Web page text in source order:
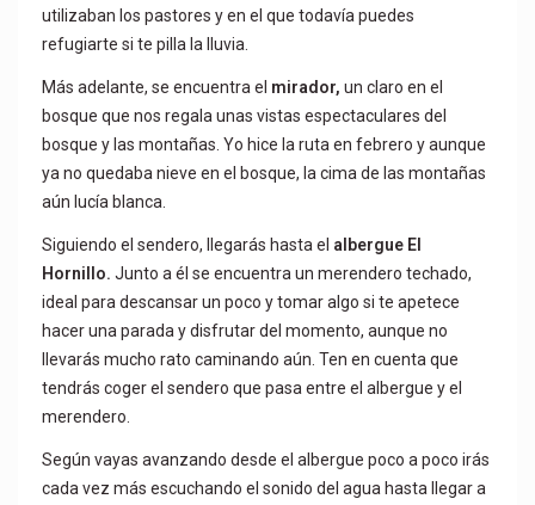
utilizaban los pastores y en el que todavía puedes
refugiarte si te pilla la lluvia.
Más adelante, se encuentra el mirador, un claro en el
bosque que nos regala unas vistas espectaculares del
bosque y las montañas. Yo hice la ruta en febrero y aunque
ya no quedaba nieve en el bosque, la cima de las montañas
aún lucía blanca.
Siguiendo el sendero, llegarás hasta el albergue El
Hornillo. Junto a él se encuentra un merendero techado,
ideal para descansar un poco y tomar algo si te apetece
hacer una parada y disfrutar del momento, aunque no
llevarás mucho rato caminando aún. Ten en cuenta que
tendrás coger el sendero que pasa entre el albergue y el
merendero.
Según vayas avanzando desde el albergue poco a poco irás
cada vez más escuchando el sonido del agua hasta llegar a